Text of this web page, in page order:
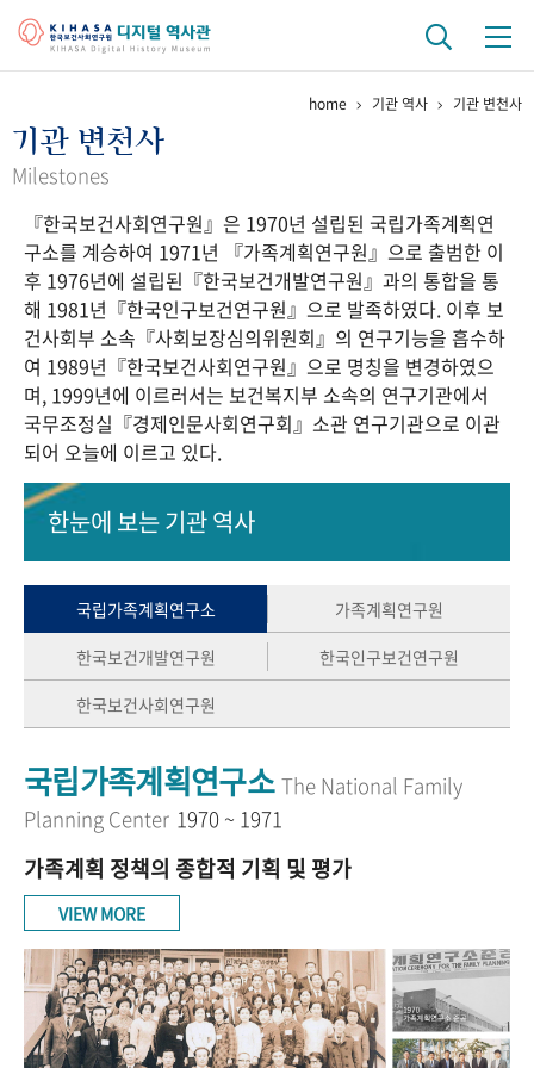
걸어온 길 기관 변천사
연구 역사
정책과 연구 키워드로 보는 연구 역사
연구자들
간행물 변천사
기록물 아카이브
사진 아카이브 문서 기록물 행정박물 영상 기록물
50+1 주년 기념
세계와 함께 한 KIHASA
VR 역사관
home 기관 역사 기관 변천사
기관 변천사
Milestones
『한국보건사회연구원』은 1970년 설립된 국립가족계획연
구소를 계승하여 1971년 『가족계획연구원』으로 출범한 이
후 1976년에 설립된『한국보건개발연구원』과의 통합을 통
해 1981년『한국인구보건연구원』으로 발족하였다. 이후 보
건사회부 소속『사회보장심의위원회』의 연구기능을 흡수하
여 1989년『한국보건사회연구원』으로 명칭을 변경하였으
며, 1999년에 이르러서는 보건복지부 소속의 연구기관에서
국무조정실『경제인문사회연구회』소관 연구기관으로 이관
되어 오늘에 이르고 있다.
한눈에 보는기관 역사
국립가족계획연구소
가족계획연구원
한국보건개발연구원
한국인구보건연구원
한국보건사회연구원
국립가족계획연구소 The National Family
Planning Center 1970 ~ 1971
가족계획 정책의 종합적 기획 및 평가
VIEW MORE